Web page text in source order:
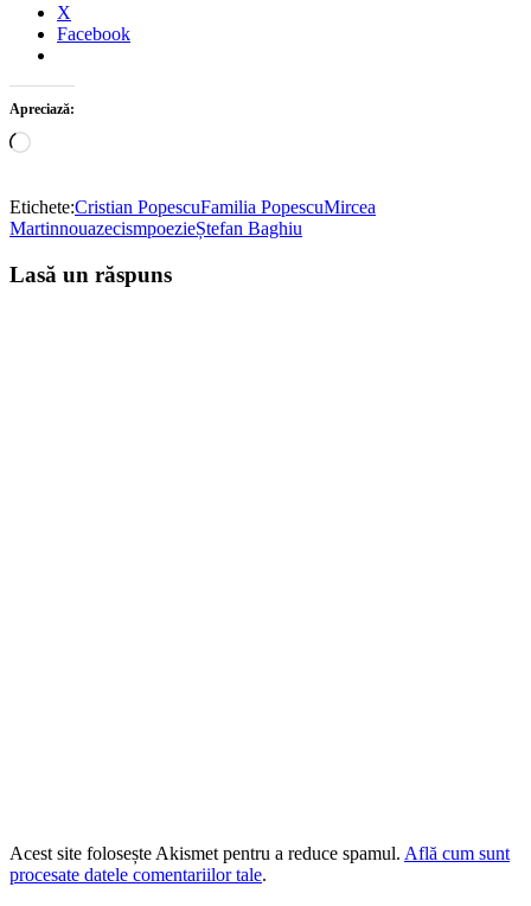
X
Facebook
Apreciază:
Încarc...
Etichete:Cristian PopescuFamilia PopescuMircea
MartinnouazecismpoezieȘtefan Baghiu
Lasă un răspuns
Acest site folosește Akismet pentru a reduce spamul. Află cum sunt
procesate datele comentariilor tale.